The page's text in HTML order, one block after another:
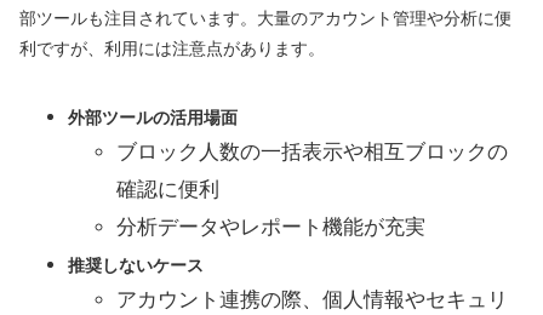
部ツールも注目されています。大量のアカウント管理や分析に便
利ですが、利用には注意点があります。
外部ツールの活用場面
ブロック人数の一括表示や相互ブロックの
確認に便利
分析データやレポート機能が充実
推奨しないケース
アカウント連携の際、個人情報やセキュリ